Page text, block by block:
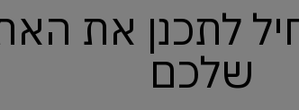
לתכנן את
שלכם